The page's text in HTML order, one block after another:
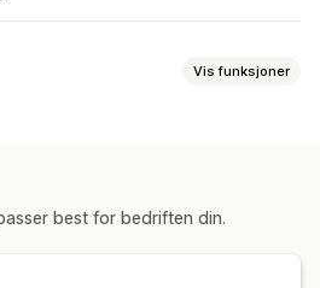
Vis funksjoner
best for bedriften din.